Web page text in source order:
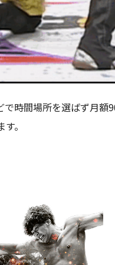
時間場所を選ばず月
。